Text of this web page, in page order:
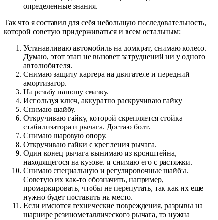
определенные знания.
Так что я составил для себя небольшую последовательность,
которой советую придерживаться и всем остальным:
Устанавливаю автомобиль на домкрат, снимаю колесо.
Думаю, этот этап не вызовет затруднений ни у одного
автолюбителя.
Снимаю защиту картера на двигателе и передний
амортизатор.
На резьбу наношу смазку.
Используя ключ, аккуратно раскручиваю гайку.
Снимаю шайбу.
Откручиваю гайку, которой скрепляется стойка
стабилизатора и рычага. Достаю болт.
Снимаю шаровую опору.
Откручиваю гайки с крепления рычага.
Один конец рычага вынимаю из кронштейна,
находящегося на кузове, и снимаю его с растяжки.
Снимаю специальную и регулировочные шайбы.
Советую их как-то обозначить, например,
промаркировать, чтобы не перепутать, так как их еще
нужно будет поставить на место.
Если имеются технические повреждения, разрывы на
шарнире резинометаллического рычага, то нужна